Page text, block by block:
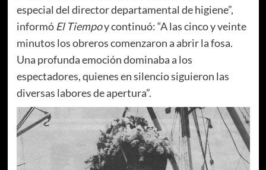
especial del director departamental de higiene”,
informó El Tiempoy continuó: “A las cinco y veinte
minutos los obreros comenzaron a abrir la fosa.
Una profunda emoción dominaba a los
espectadores, quienes en silencio siguieron las
diversas labores de apertura”.